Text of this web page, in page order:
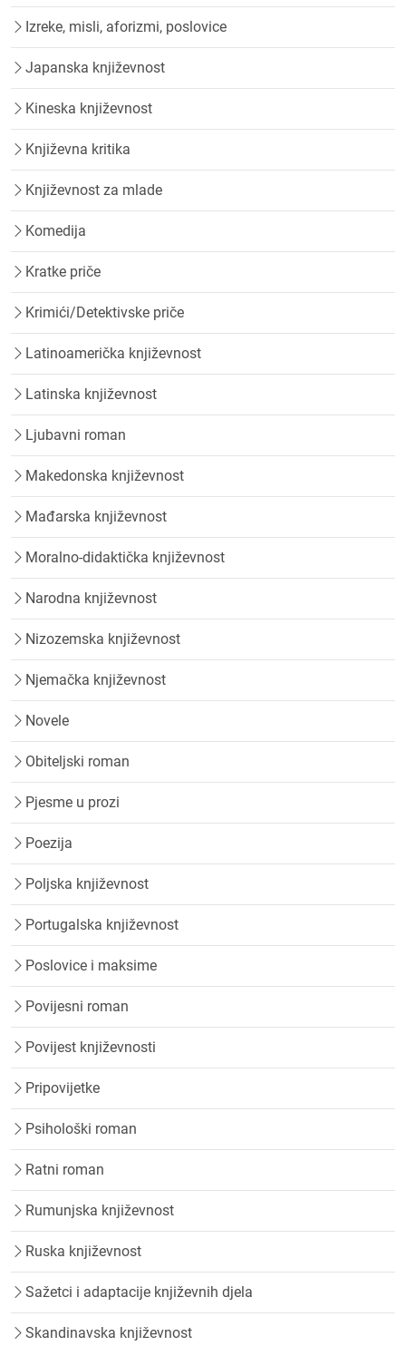
Izreke, misli, aforizmi, poslovice
Japanska književnost
Kineska književnost
Književna kritika
Književnost za mlade
Komedija
Kratke priče
Krimići/Detektivske priče
Latinoamerička književnost
Latinska književnost
Ljubavni roman
Makedonska književnost
Mađarska književnost
Moralno-didaktička književnost
Narodna književnost
Nizozemska književnost
Njemačka književnost
Novele
Obiteljski roman
Pjesme u prozi
Poezija
Poljska književnost
Portugalska književnost
Poslovice i maksime
Povijesni roman
Povijest književnosti
Pripovijetke
Psihološki roman
Ratni roman
Rumunjska književnost
Ruska književnost
Sažetci i adaptacije književnih djela
Skandinavska književnost